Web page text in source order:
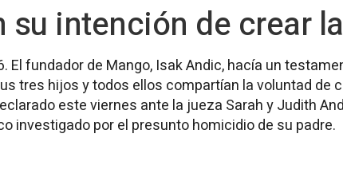
intención de crear
El fundador de Mango, Isak Andic, hacía un
tres hijos y todos ellos compartían la voluntad de
este viernes ante la jueza Sarah y Judith
investigado por el presunto homicidio de su padre.